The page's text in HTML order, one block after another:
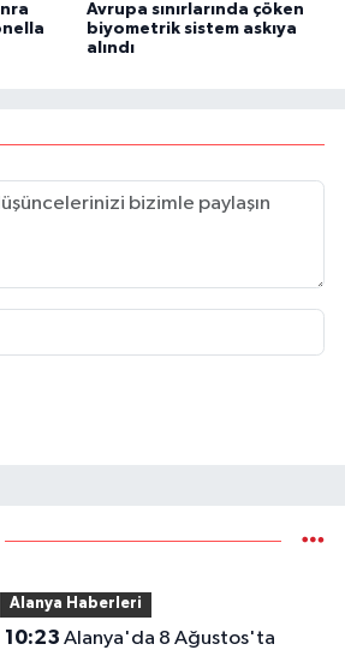
Avrupa sınırlarında çöken
biyometrik sistem askıya
alındı
Alanya Haberleri
10:23